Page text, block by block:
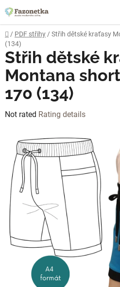
to
content
Home
/ PDF střihy / Střih dětské kraťasy
(134)
Střih dětské
Montana
170 (134)
The
product
rating
0,0
out
of
stars.
Not rated Rating details